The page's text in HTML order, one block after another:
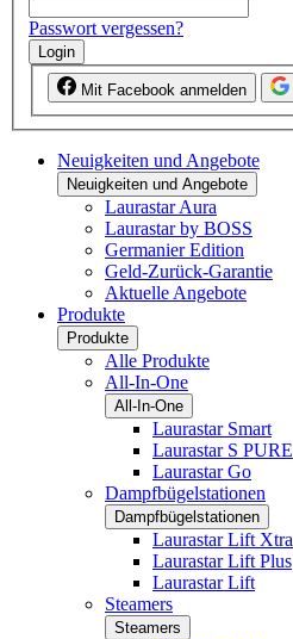
Passwort vergessen?
Login
Mit Facebook anmelden
Neuigkeiten und Angebote
Neuigkeiten und Angebote
Laurastar Aura
Laurastar by BOSS
Germanier Edition
Geld-Zurück-Garantie
Aktuelle Angebote
Produkte
Produkte
Alle Produkte
All-In-One
All-In-One
Laurastar Smart
Laurastar S PURE
Laurastar Go
Dampfbügelstationen
Dampfbügelstationen
Laurastar Lift Xtra
Laurastar Lift Plus
Laurastar Lift
Steamers
Steamers